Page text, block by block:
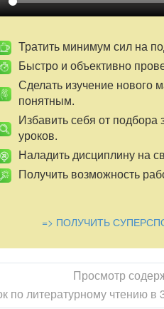
на уроках литературного
у них коммуникативные и
изучение нового материала.
Л.Ф. Литературное
УМК «Перспектива»)
И.Г. Использование
почувствовать состояние души
урока:
Тратить минимум сил на
Быстро и объективно
Сделать изучение нового
понятным.
Избавить себя от подбора
уроков.
Наладить дисциплину на
Получить возможность
=> ПОЛУЧИТЬ
Просмотр
по литературному чтению